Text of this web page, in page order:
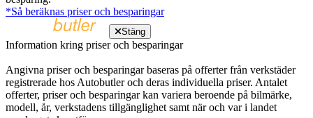
*Så beräknas priser och besparingar
Stäng
Information kring priser och besparingar
Angivna priser och besparingar baseras på offerter från verkstäder
registrerade hos Autobutler och deras individuella priser. Antalet
offerter, priser och besparingar kan variera beroende på bilmärke,
modell, år, verkstadens tillgänglighet samt när och var i landet